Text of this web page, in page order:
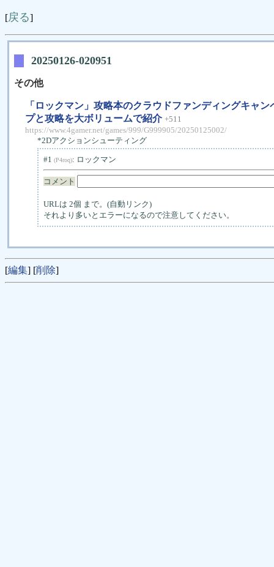
[戻る]
20250126-020951
その他
「ロックマン」攻略本のクラウドファンディングキャ
プと攻略を大ボリュームで紹介 +511
https://www.4gamer.net/games/999/G999905/20250125002/
*2Dアクションシューティング
#1 (P4roq): ロックマン
コメント
URLは 2個 まで。(自動リンク)
それより多いとエラーになるので注意してください。
[編集] [削除]